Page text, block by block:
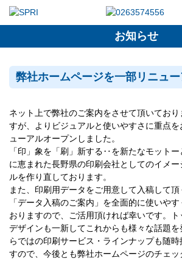
お知らせ
弊社ホームページを一部リニュー
ネット上で弊社のご案内をさせて頂いてお
すが、よりビジュアルと使いやすさに重点を
ューアルオープンしました。
「印」象を「刷」新する‥を新たなモット
に恵まれた長野県の印刷会社としてのイメ
ルを作り直しております。
また、印刷用データをご用意して入稿して
「データ入稿のご案内」を全面的に使いや
おりますので、ご活用頂ければ幸いです。
デザインも一新してこれからも様々な話題
らではの印刷サービス・ラインナップも随
すので、今後とも弊社ホームページのチェッ